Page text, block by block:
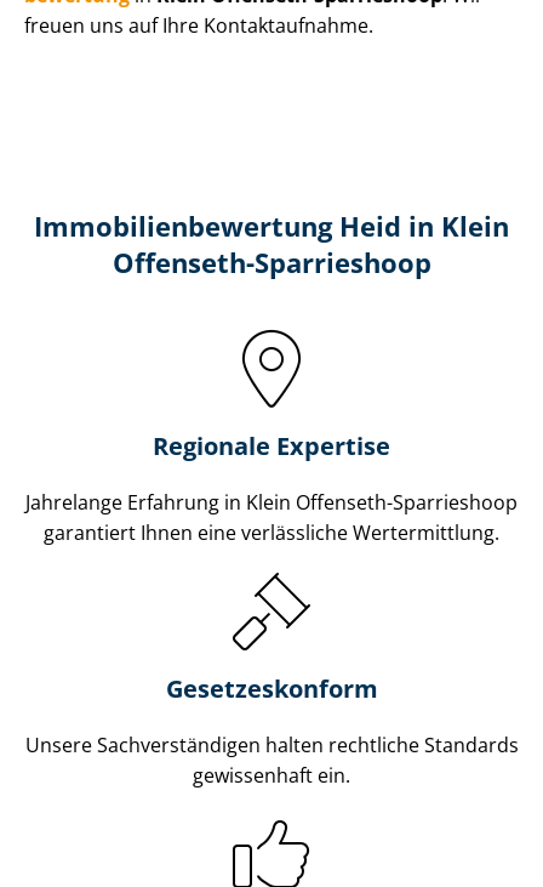
freuen uns auf Ihre Kontaktaufnahme.
Immobilien­bewertung Heid in Klein
Offenseth-Sparrieshoop
Regionale Expertise
Jahrelange Erfahrung in Klein Offenseth-Sparrieshoop
garantiert Ihnen eine verlässliche Wertermittlung.
Gesetzes­konform
Unsere Sach­ver­stän­di­gen halten rechtliche Standards
gewissenhaft ein.